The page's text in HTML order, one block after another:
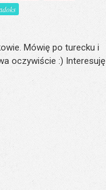
Mówię po turecku i
oczywiście :) Interesuję